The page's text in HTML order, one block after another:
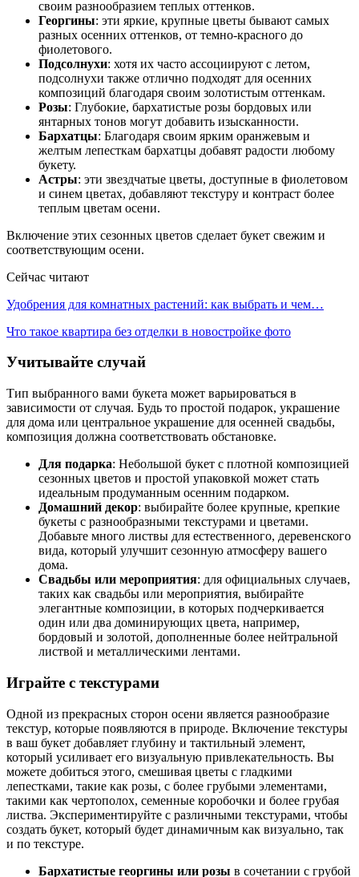
своим разнообразием теплых оттенков.
Георгины: эти яркие, крупные цветы бывают самых
разных осенних оттенков, от темно-красного до
фиолетового.
Подсолнухи: хотя их часто ассоциируют с летом,
подсолнухи также отлично подходят для осенних
композиций благодаря своим золотистым оттенкам.
Розы: Глубокие, бархатистые розы бордовых или
янтарных тонов могут добавить изысканности.
Бархатцы: Благодаря своим ярким оранжевым и
желтым лепесткам бархатцы добавят радости любому
букету.
Астры: эти звездчатые цветы, доступные в фиолетовом
и синем цветах, добавляют текстуру и контраст более
теплым цветам осени.
Включение этих сезонных цветов сделает букет свежим и
соответствующим осени.
Сейчас читают
Удобрения для комнатных растений: как выбрать и чем…
Что такое квартира без отделки в новостройке фото
Учитывайте случай
Тип выбранного вами букета может варьироваться в
зависимости от случая. Будь то простой подарок, украшение
для дома или центральное украшение для осенней свадьбы,
композиция должна соответствовать обстановке.
Для подарка: Небольшой букет с плотной композицией
сезонных цветов и простой упаковкой может стать
идеальным продуманным осенним подарком.
Домашний декор: выбирайте более крупные, крепкие
букеты с разнообразными текстурами и цветами.
Добавьте много листвы для естественного, деревенского
вида, который улучшит сезонную атмосферу вашего
дома.
Свадьбы или мероприятия: для официальных случаев,
таких как свадьбы или мероприятия, выбирайте
элегантные композиции, в которых подчеркивается
один или два доминирующих цвета, например,
бордовый и золотой, дополненные более нейтральной
листвой и металлическими лентами.
Играйте с текстурами
Одной из прекрасных сторон осени является разнообразие
текстур, которые появляются в природе. Включение текстуры
в ваш букет добавляет глубину и тактильный элемент,
который усиливает его визуальную привлекательность. Вы
можете добиться этого, смешивая цветы с гладкими
лепестками, такие как розы, с более грубыми элементами,
такими как чертополох, семенные коробочки и более грубая
листва. Экспериментируйте с различными текстурами, чтобы
создать букет, который будет динамичным как визуально, так
и по текстуре.
Бархатистые георгины или розы в сочетании с грубой